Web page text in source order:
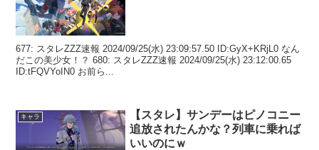
677: スタレZZZ速報 2024/09/25(水) 23:09:57.50 ID:GyX+KRjL0 なん
だこの美少女！？ 680: スタレZZZ速報 2024/09/25(水) 23:12:00.65
ID:tFQVYoIN0 お前ら...
キャラ
【スタレ】サンデーはピノコニー
追放されたんかな？列車に乗れば
いいのにｗ